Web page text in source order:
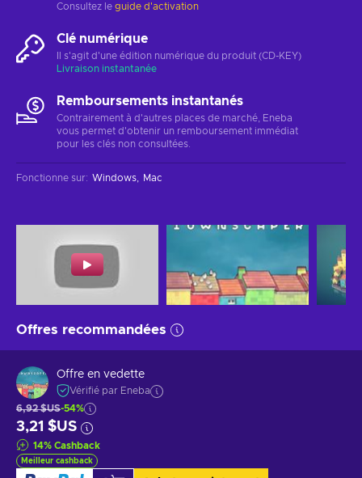
Consultez le guide d'activation
Clé numérique
Il s'agit d'une édition numérique du produit (CD-KEY)
Livraison instantanée
Remboursements instantanés
Contrairement à d'autres places de marché, Eneba
vous permet d'obtenir un remboursement immédiat
pour les clés non consultées.
Fonctionne sur: Windows Mac
Offres recommandées
Offre en vedette
Vérifié par Eneba
6,92 $US-54%
3,21 $US
14% Cashback
Meilleur cashback